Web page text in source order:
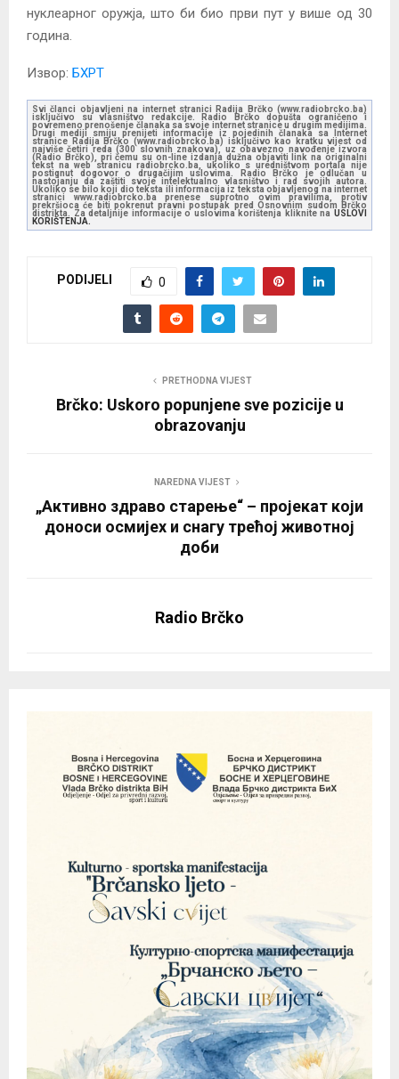
нуклеарног оружја, што би био први пут у више од 30
година.
Извор: БХРТ
Svi članci objavljeni na internet stranici Radija Brčko (www.radiobrcko.ba)
isključivo su vlasništvo redakcije. Radio Brčko dopušta ograničeno i
povremeno prenošenje članaka sa svoje internet stranice u drugim medijima.
Drugi mediji smiju prenijeti informacije iz pojedinih članaka sa Internet
stranice Radija Brčko (www.radiobrcko.ba) isključivo kao kratku vijest od
najviše četiri reda (300 slovnih znakova), uz obavezno navođenje izvora
(Radio Brčko), pri čemu su on-line izdanja dužna objaviti link na originalni
tekst na web stranicu radiobrcko.ba, ukoliko s uredništvom portala nije
postignut dogovor o drugačijim uslovima. Radio Brčko je odlučan u
nastojanju da zaštiti svoje intelektualno vlasništvo i rad svojih autora.
Ukoliko se bilo koji dio teksta ili informacija iz teksta objavljenog na internet
stranici www.radiobrcko.ba prenese suprotno ovim pravilima, protiv
prekršioca će biti pokrenut pravni postupak pred Osnovnim sudom Brčko
distrikta. Za detaljnije informacije o uslovima korištenja kliknite na USLOVI
KORIŠTENJA.
PODIJELI 0
PRETHODNA VIJEST
Brčko: Uskoro popunjene sve pozicije u
obrazovanju
NAREDNA VIJEST
„Активно здраво старење“ – пројекат који
доноси осмијех и снагу трећој животној
доби
Radio Brčko